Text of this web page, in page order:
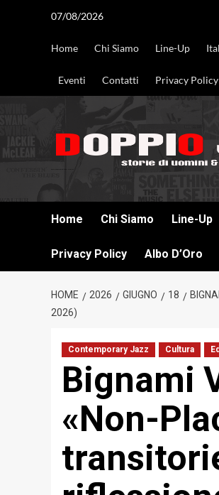
07/08/2026
Home Chi Siamo Line-Up
Eventi Contatti Privacy Policy
Home Chi Siamo Line-Up
Privacy Policy Albo D’Oro
HOME 2026 GIUGNO 18
2026)
Contemporary Jazz Cultura
Bignami
«Non-